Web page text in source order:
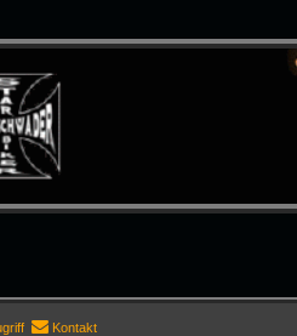
Kontakt